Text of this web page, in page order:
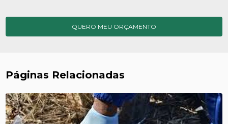
QUERO MEU ORÇAMENTO
Páginas Relacionadas